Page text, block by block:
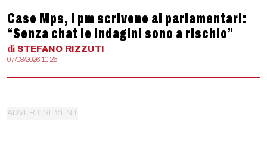
Caso Mps, i pm scrivono ai parlamentari:
“Senza chat le indagini sono a rischio”
di STEFANO RIZZUTI
07/08/2026 10:26